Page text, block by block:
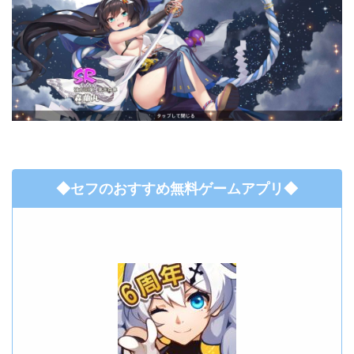
◆セフのおすすめ無料ゲームアプリ◆